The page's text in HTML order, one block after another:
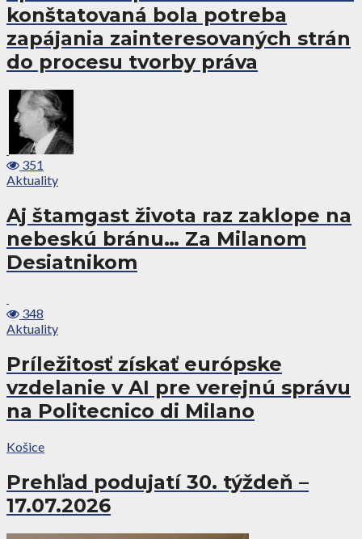
konštatovaná bola potreba
zapájania zainteresovaných strán
do procesu tvorby práva
351
Aktuality
Aj štamgast života raz zaklope na
nebeskú bránu… Za Milanom
Desiatnikom
348
Aktuality
Príležitosť získať európske
vzdelanie v AI pre verejnú správu
na Politecnico di Milano
Košice
Prehľad podujatí 30. týždeň –
17.07.2026